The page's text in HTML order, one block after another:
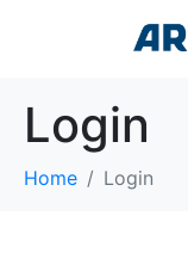
Login
Home Login